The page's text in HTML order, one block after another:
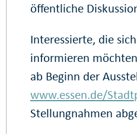
öffentliche
Interessierte, die
informieren
ab Beginn der
www.essen.de/
Stellungnahmen